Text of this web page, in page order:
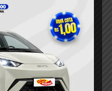
desmantela três frentes
em Santa Maria das